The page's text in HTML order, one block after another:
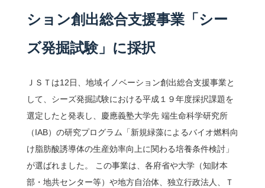
ション創出総合支援事業「シー
ズ発掘試験」に採択
ＪＳＴは12日、地域イノベーション創出総合支援事業と
して、シーズ発掘試験における平成１９年度採択課題を
選定したと発表し、慶應義塾大学先 端生命科学研究所
（IAB）の研究プログラム「新規緑藻によるバイオ燃料向
け脂肪酸誘導体の生産効率向上に関わる培養条件検討」
が選ばれました。 この事業は、各府省や大学（知財本
部・地共センター等）や地方自治体、独立行政法人、Ｔ